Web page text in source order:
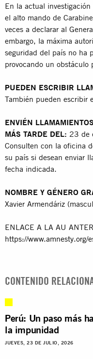
En la actual
el alto mando de
veces a declarar al
embargo, la máxima
seguridad del país no ha
provocando un obstáculo
PUEDEN ESCRIBIR
También pueden escribir
ENVIÉN
MÁS TARDE DEL: 23 de
Consulten con la oficina
su país si desean enviar
fecha indicada.
NOMBRE Y GÉNERO
Xavier Armendáriz
ENLACE A LA AU
https://
CONTENIDO
Perú: Un paso más
la impunidad
JUEVES, 23 DE JULIO, 2026